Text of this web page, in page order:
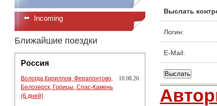
Incoming
Ближайшие поездки
Россия
Вологда,Кириллов, Ферапонтово,
Белозерск, Горицы, Спас-Камень
(6 дней)
10.08.26
Выслать
Логин:
E-Mail: